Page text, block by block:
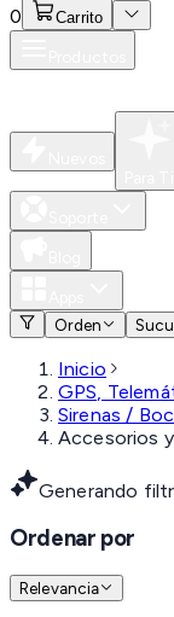
0 Carrito
Orden
Inicio
GPS,
Sirenas /
Accesorios
Generando
Ordenar por
Relevancia